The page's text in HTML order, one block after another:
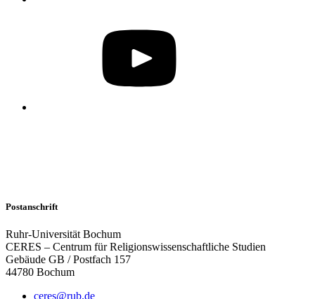
Postanschrift
Ruhr-Universität Bochum
CERES – Centrum für Religionswissenschaftliche Studien
Gebäude GB / Postfach 157
44780 Bochum
ceres@rub.de